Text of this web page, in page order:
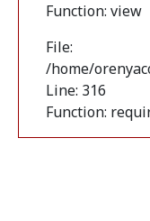
Function: view
File:
/home/
Line: 316
Function: